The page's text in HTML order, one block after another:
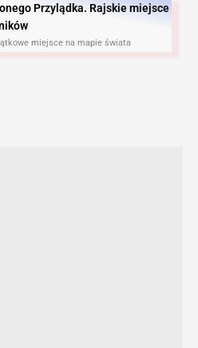
Przylądka. Rajskie miejsce
miejsce na mapie świata